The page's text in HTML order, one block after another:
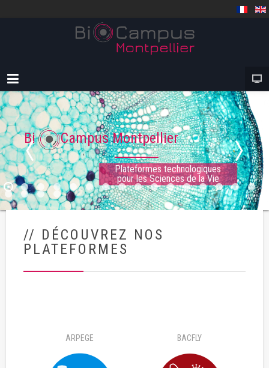
Bi Campus Montpellier
Plateformes technologiques
pour les Sciences de la Vie
// DÉCOUVREZ NOS
PLATEFORMES
ARPEGE BACFLY